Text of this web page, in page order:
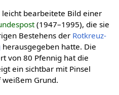
leicht bearbeitete Bild einer
(1947–1995), die sie
Bestehens der Rotkreuz-
herausgegeben hatte. Die
von 80 Pfennig hat die
ein sichtbar mit Pinsel
Grund.